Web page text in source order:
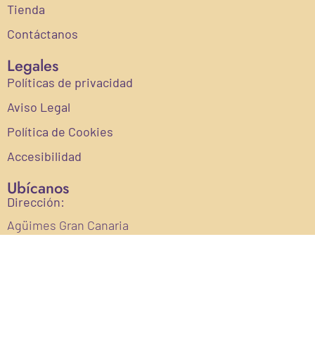
Tienda
Contáctanos
Legales
Políticas de privacidad
Aviso Legal
Política de Cookies
Accesibilidad
Ubícanos
Dirección:
Agüimes Gran Canaria